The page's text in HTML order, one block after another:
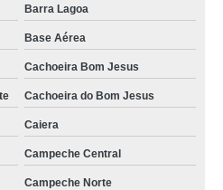
Timbó
para eventos corporativos Saco dos
de eventos Ingleses
Centrosul
eventos Saco dos Limões
Barra Lagoa
Base Aérea
Cachoeira Bom Jesus
Cachoeira do Bom Jesus
Caiera
Campeche Central
Campeche Norte